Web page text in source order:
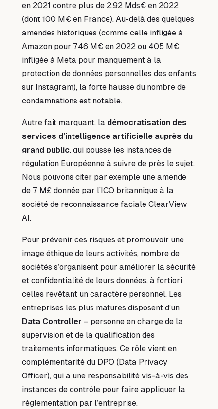
en 2021 contre plus de 2,92 Mds€ en 2022
(dont 100 M€ en France). Au-delà des quelques
amendes historiques (comme celle infligée à
Amazon pour 746 M€ en 2022 ou 405 M€
infligée à Meta pour manquement à la
protection de données personnelles des enfants
sur Instagram), la forte hausse du nombre de
condamnations est notable.
Autre fait marquant, la démocratisation des
services d’intelligence artificielle auprès du
grand public, qui pousse les instances de
régulation Européenne à suivre de près le sujet.
Nous pouvons citer par exemple une amende
de 7 M£ donnée par l’ICO britannique à la
société de reconnaissance faciale ClearView
AI.
Pour prévenir ces risques et promouvoir une
image éthique de leurs activités, nombre de
sociétés s’organisent pour améliorer la sécurité
et confidentialité de leurs données, à fortiori
celles revêtant un caractère personnel. Les
entreprises les plus matures disposent d’un
Data Controller – personne en charge de la
supervision et de la qualification des
traitements informatiques. Ce rôle vient en
complémentarité du DPO (Data Privacy
Officer), qui a une responsabilité vis-à-vis des
instances de contrôle pour faire appliquer la
règlementation par l’entreprise.